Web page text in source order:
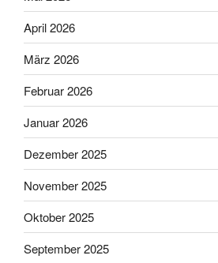
April 2026
März 2026
Februar 2026
Januar 2026
Dezember 2025
November 2025
Oktober 2025
September 2025